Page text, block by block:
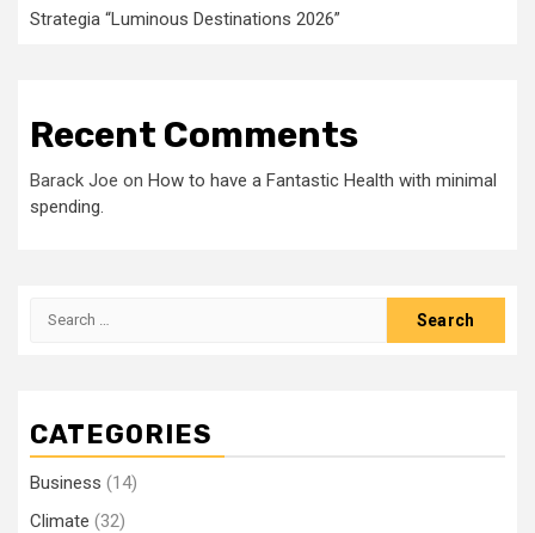
Strategia “Luminous Destinations 2026”
Recent Comments
Barack Joe on How to have a Fantastic Health with minimal
spending.
Search
CATEGORIES
Business (14)
Climate (32)